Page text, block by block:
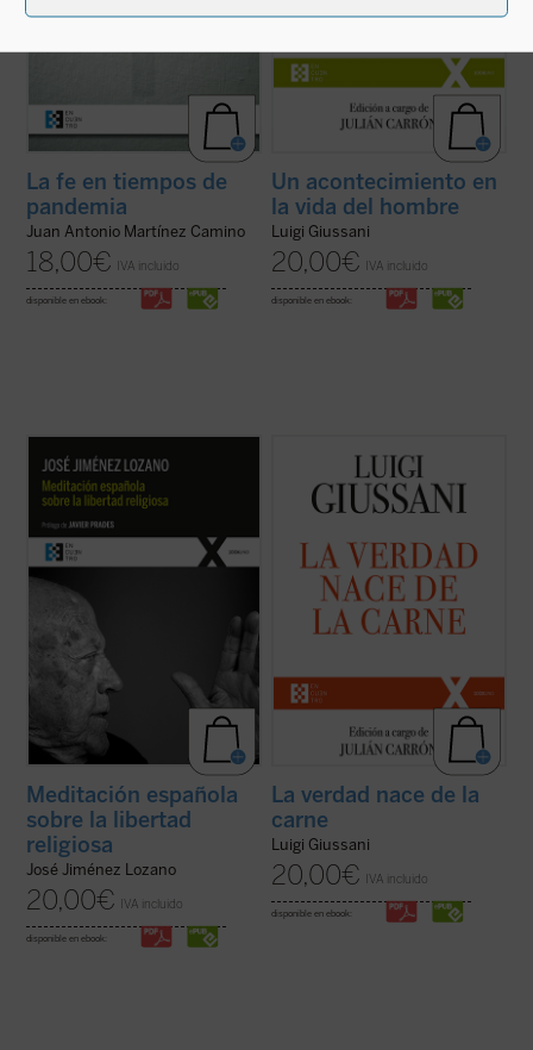
La fe en tiempos de
pandemia
Juan Antonio Martínez Camino
18,00€ IVA incluido
disponible en ebook:
Un acontecimiento en
la vida del hombre
Luigi Giussani
20,00€ IVA incluido
disponible en ebook:
Sirva la reedición de esta primera obra de
Jiménez Lozano como pequeño homenaje
a su figura. Tal y como señala D. Javier
Prades, prologuista de esta nueva edición,
una especie de pequeña ...
Meditación española
sobre la libertad
religiosa
José Jiménez Lozano
20,00€ IVA incluido
disponible en ebook:
Este libro recoge las lecciones
pronunciadas por Giussani en los
Ejercicios Espirituales de la Fraternidad de
Comunión y Liberación celebrados entre
1988 y 1990. ¿Qué es el cristianismo sino
por su ...
(ver ficha)
La verdad nace de la
carne
Luigi Giussani
20,00€ IVA incluido
disponible en ebook: